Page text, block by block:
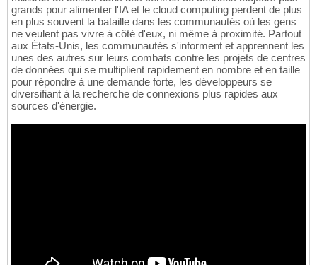
grands pour alimenter l'IA et le cloud computing perdent de plus
en plus souvent la bataille dans les communautés où les gens
ne veulent pas vivre à côté d'eux, ni même à proximité. Partout
aux États-Unis, les communautés s'informent et apprennent les
unes des autres sur leurs combats contre les projets de centres
de données qui se multiplient rapidement en nombre et en taille
pour répondre à une demande forte, les développeurs se
diversifiant à la recherche de connexions plus rapides aux
sources d'énergie.